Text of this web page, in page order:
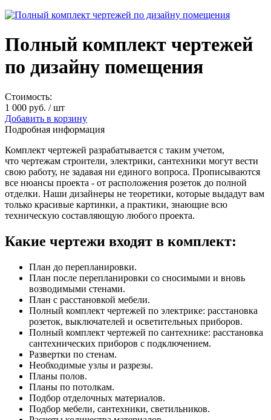
Полный комплект чертежей
по дизайну помещения
Стоимость:
1 000 руб. / шт
Добавить в корзину
Подробная информация
Комплект чертежей разрабатывается с таким учетом,
что чертежам строители, электрики, сантехники могут вести
свою работу, не задавая ни единого вопроса. Прописываются
все нюансы проекта - от расположения розеток до полной
отделки. Наши дизайнеры не теоретики, которые выдадут вам
только красивые картинки, а практики, знающие всю
техническую составляющую любого проекта.
Какие чертежи входят в комплект:
План до перепланировки.
План после перепланировки со сносимыми и вновь
возводимыми стенами.
План с расстановкой мебели.
Полный комплект чертежей по электрике: расстановка
розеток, выключателей и осветительных приборов.
Полный комплект чертежей по сантехнике: расстановка
сантехнических приборов с подключением.
Развертки по стенам.
Необходимые узлы и разрезы.
Планы полов.
Планы по потолкам.
Подбор отделочных материалов.
Подбор мебели, сантехники, светильников.